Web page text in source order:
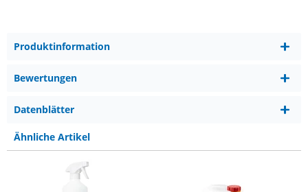
Produktinformation
Bewertungen
Datenblätter
Ähnliche Artikel